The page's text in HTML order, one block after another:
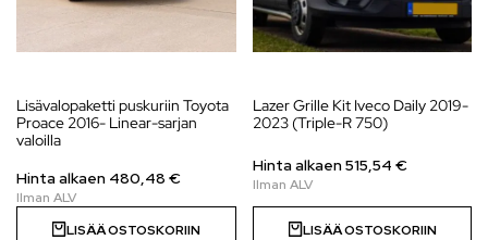
Lisävalopaketti puskuriin Toyota
Proace 2016- Linear-sarjan
valoilla
Hinta alkaen 480,48 €
LISÄÄ OSTOSKORIIN
Lazer Grille Kit Iveco Daily 2019-
2023 (Triple-R 750)
Hinta alkaen515,54 €
LISÄÄ OSTOSKORIIN